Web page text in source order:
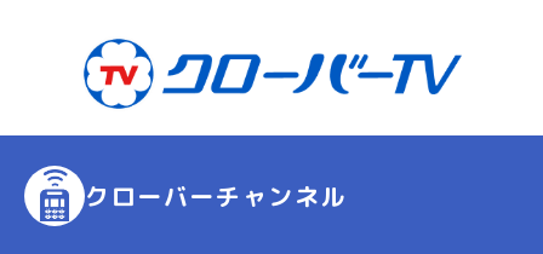
クローバーチャンネル